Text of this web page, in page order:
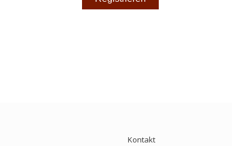
Kontakt